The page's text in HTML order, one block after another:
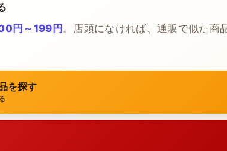
円～199円。店頭になければ、通販で似た商
を探す